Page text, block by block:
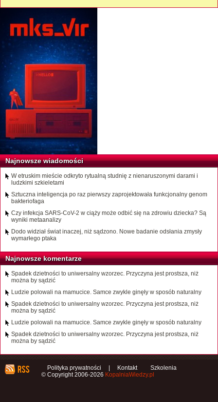
Najnowsze wiadomości
W etruskim mieście odkryto rytualną studnię z nienaruszonymi darami i
ludzkimi szkieletami
Sztuczna inteligencja po raz pierwszy zaprojektowała funkcjonalny genom
bakteriofaga
Czy infekcja SARS-CoV-2 w ciąży może odbić się na zdrowiu dziecka? Są
wyniki metaanalizy
Dodo widział świat inaczej, niż sądzono. Nowe badanie odsłania zmysły
wymarłego ptaka
Najnowsze komentarze
Spadek dzietności to uniwersalny wzorzec. Przyczyna jest prostsza, niż
można by sądzić
Ludzie polowali na mamucice. Samce zwykle ginęły w sposób naturalny
Spadek dzietności to uniwersalny wzorzec. Przyczyna jest prostsza, niż
można by sądzić
Ludzie polowali na mamucice. Samce zwykle ginęły w sposób naturalny
Spadek dzietności to uniwersalny wzorzec. Przyczyna jest prostsza, niż
można by sądzić
Polityka prywatności Kontakt
Szkolenia
© Copyright 2006-2026 KopalniaWiedzy.pl